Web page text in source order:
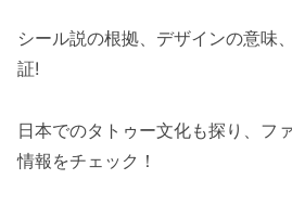
シール説の根拠、デザインの意味
証!
日本でのタトゥー文化も探り、フ
情報をチェック！